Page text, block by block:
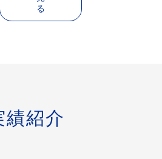
広い分野で活
躍の場を広げ
詳
細